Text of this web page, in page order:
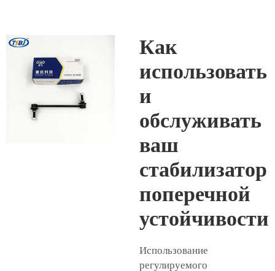
Как
использовать
и
обслуживать
ваш
стабилизатор
поперечной
устойчивости
Использование
регулируемого